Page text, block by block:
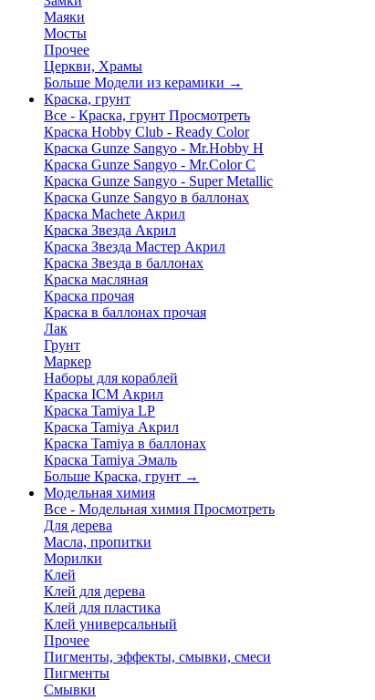
Маяки
Мосты
Прочее
Церкви, Храмы
Больше Модели из керамики →
Краска, грунт
Все - Краска, грунт Просмотреть
Краска Hobby Club - Ready Color
Краска Gunze Sangyo - Mr.Hobby H
Краска Gunze Sangyo - Mr.Color C
Краска Gunze Sangyo - Super Metallic
Краска Gunze Sangyo в баллонах
Краска Machete Акрил
Краска Звезда Акрил
Краска Звезда Мастер Акрил
Краска Звезда в баллонах
Краска масляная
Краска прочая
Краска в баллонах прочая
Лак
Грунт
Маркер
Наборы для кораблей
Краска ICM Акрил
Краска Tamiya LP
Краска Tamiya Акрил
Краска Tamiya в баллонах
Краска Tamiya Эмаль
Больше Краска, грунт →
Модельная химия
Все - Модельная химия Просмотреть
Для дерева
Масла, пропитки
Морилки
Клей
Клей для дерева
Клей для пластика
Клей универсальный
Прочее
Пигменты, эффекты, смывки, смеси
Пигменты
Смывки